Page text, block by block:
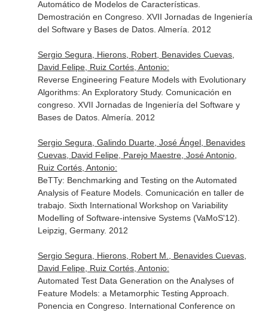
Automático de Modelos de Características.
Demostración en Congreso. XVII Jornadas de Ingeniería
del Software y Bases de Datos. Almería. 2012
Sergio Segura, Hierons, Robert, Benavides Cuevas,
David Felipe, Ruiz Cortés, Antonio:
Reverse Engineering Feature Models with Evolutionary
Algorithms: An Exploratory Study. Comunicación en
congreso. XVII Jornadas de Ingeniería del Software y
Bases de Datos. Almería. 2012
Sergio Segura, Galindo Duarte, José Ángel, Benavides
Cuevas, David Felipe, Parejo Maestre, José Antonio,
Ruiz Cortés, Antonio:
BeTTy: Benchmarking and Testing on the Automated
Analysis of Feature Models. Comunicación en taller de
trabajo. Sixth International Workshop on Variability
Modelling of Software-intensive Systems (VaMoS'12).
Leipzig, Germany. 2012
Sergio Segura, Hierons, Robert M., Benavides Cuevas,
David Felipe, Ruiz Cortés, Antonio:
Automated Test Data Generation on the Analyses of
Feature Models: a Metamorphic Testing Approach.
Ponencia en Congreso. International Conference on